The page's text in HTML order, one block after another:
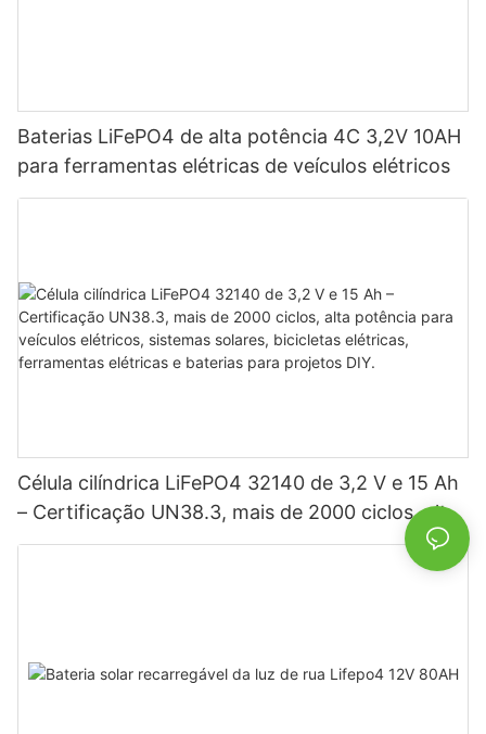
Baterias LiFePO4 de alta potência 4C 3,2V 10AH
para ferramentas elétricas de veículos elétricos
Célula cilíndrica LiFePO4 32140 de 3,2 V e 15 Ah
– Certificação UN38.3, mais de 2000 ciclos, alta
potência para veículos elétricos, sistemas
solares, bicicletas elétricas, ferramentas elétricas